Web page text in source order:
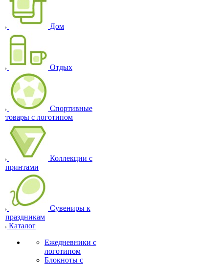
Дом
Отдых
Спортивные
товары с логотипом
Коллекции с
принтами
Сувениры к
праздникам
Каталог
Ежедневники с
логотипом
Блокноты с